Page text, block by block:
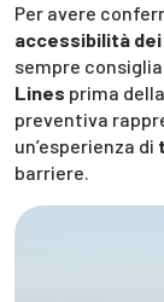
Per avere
accessibilità
sempre
Lines prima
preventiva
un’esperienza di
barriere.